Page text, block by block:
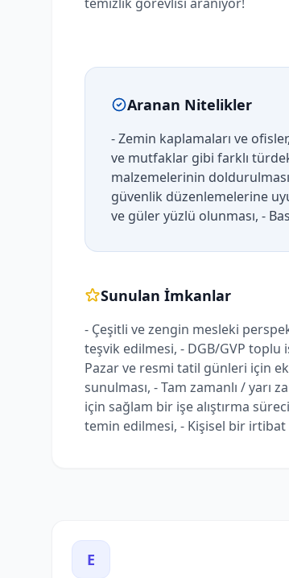
Aranan Nitelikler
- Zemin kaplamaları ve
ve mutfaklar gibi farklı
malzemelerinin doldurulması
güvenlik düzenlemelerine
ve güler yüzlü olunması, -
Sunulan İmkanlar
- Çeşitli ve zengin mesleki
teşvik edilmesi, - DGB/GVP toplu
Pazar ve resmi tatil günleri için ek
sunulması, - Tam zamanlı / yarı
için sağlam bir işe alıştırma
temin edilmesi, - Kişisel bir irtibat
E